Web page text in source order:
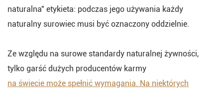
naturalna" etykieta: podczas jego używania każdy
naturalny surowiec musi być oznaczony oddzielnie.
Ze względu na surowe standardy naturalnej żywności,
tylko garść dużych producentów karmy
na świecie może spełnić wymagania. Na niektórych